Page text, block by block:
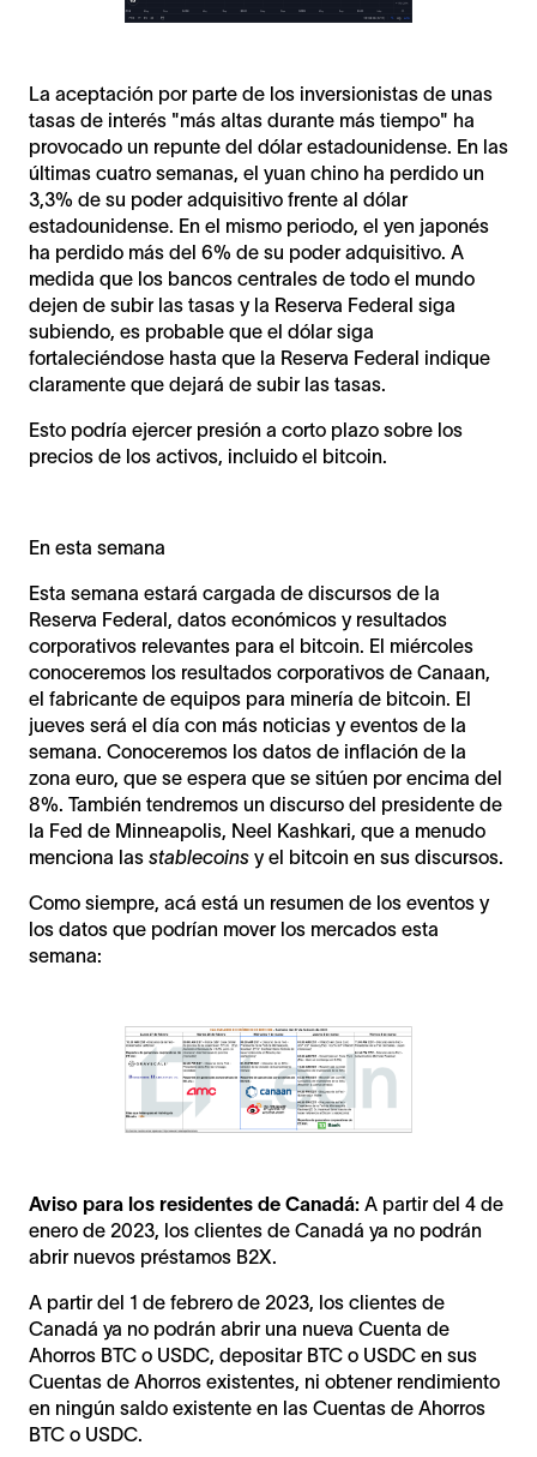
La aceptación por parte de los inversionistas de unas
tasas de interés "más altas durante más tiempo" ha
provocado un repunte del dólar estadounidense. En las
últimas cuatro semanas, el yuan chino ha perdido un
3,3% de su poder adquisitivo frente al dólar
estadounidense. En el mismo periodo, el yen japonés
ha perdido más del 6% de su poder adquisitivo. A
medida que los bancos centrales de todo el mundo
dejen de subir las tasas y la Reserva Federal siga
subiendo, es probable que el dólar siga
fortaleciéndose hasta que la Reserva Federal indique
claramente que dejará de subir las tasas.
Esto podría ejercer presión a corto plazo sobre los
precios de los activos, incluido el bitcoin.
En esta semana
Esta semana estará cargada de discursos de la
Reserva Federal, datos económicos y resultados
corporativos relevantes para el bitcoin. El miércoles
conoceremos los resultados corporativos de Canaan,
el fabricante de equipos para minería de bitcoin. El
jueves será el día con más noticias y eventos de la
semana. Conoceremos los datos de inflación de la
zona euro, que se espera que se sitúen por encima del
8%. También tendremos un discurso del presidente de
la Fed de Minneapolis, Neel Kashkari, que a menudo
menciona las stablecoins y el bitcoin en sus discursos.
Como siempre, acá está un resumen de los eventos y
los datos que podrían mover los mercados esta
semana:
Aviso para los residentes de Canadá: A partir del 4 de
enero de 2023, los clientes de Canadá ya no podrán
abrir nuevos préstamos B2X.
A partir del 1 de febrero de 2023, los clientes de
Canadá ya no podrán abrir una nueva Cuenta de
Ahorros BTC o USDC, depositar BTC o USDC en sus
Cuentas de Ahorros existentes, ni obtener rendimiento
en ningún saldo existente en las Cuentas de Ahorros
BTC o USDC.